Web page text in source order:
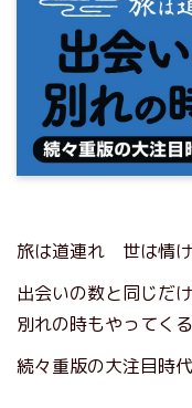
旅は道連れ 世は情け
出会いの数と同じだけ
別れの時もやってく
続々重版の大注目時